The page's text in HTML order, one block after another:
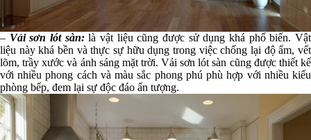
– Vải sơn lót sàn:là vật liệu cũng được sử dụng khá phổ biến. Vật
liệu này khá bền và thực sự hữu dụng trong việc chống lại độ ẩm, vết
lõm, trầy xước và ánh sáng mặt trời. Vải sơn lót sàn cũng được thiết kế
với nhiều phong cách và màu sắc phong phú phù hợp với nhiều kiểu
phòng bếp, đem lại sự độc đáo ấn tượng.